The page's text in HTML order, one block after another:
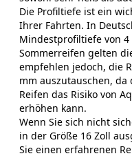
Die Profiltiefe ist ein
Ihrer Fahrten. In
Mindestprofiltiefe von
Sommerreifen gelten
empfehlen jedoch, die
mm auszutauschen,
Reifen das Risiko von
erhöhen kann.
Wenn Sie sich nicht
in der Größe 16 Zoll
Sie einen erfahrenen